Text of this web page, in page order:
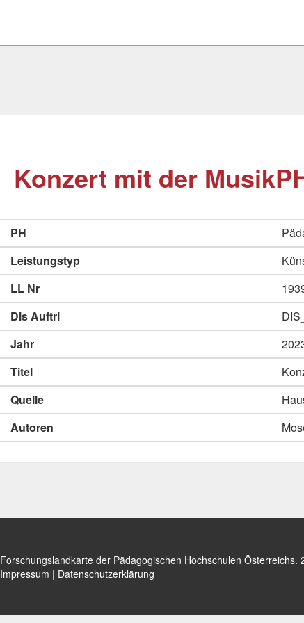
Konzert mit der
PH
Leistungstyp
LL Nr
Dis Auftri
Jahr
Titel
Quelle
Autoren
Forschungslandkarte der Pädagogischen Hochschulen Österreichs.
Impressum | Datenschutzerklärung